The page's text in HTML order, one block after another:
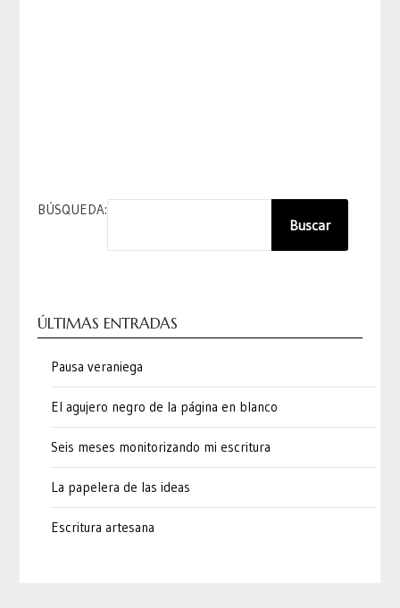
BÚSQUEDA:
Buscar
ÚLTIMAS ENTRADAS
Pausa veraniega
El agujero negro de la página en blanco
Seis meses monitorizando mi escritura
La papelera de las ideas
Escritura artesana